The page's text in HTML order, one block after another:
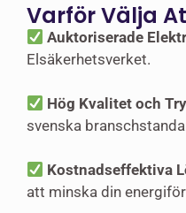
Varför Välja
Auktoriserade
Elsäkerhetsverket.
Hög Kvalitet och
svenska
Kostnadseffektiva
att minska din